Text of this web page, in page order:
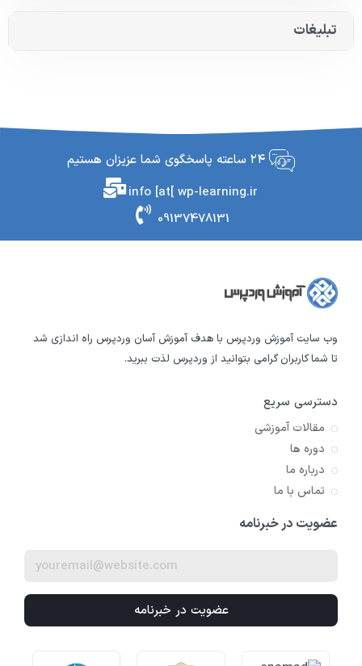
تبلیغات
۲۴ ساعته پاسخگوی شما عزیزان هستیم
info [at[ wp-learning.ir
09137478131
وب سایت آموزش وردپرس با هدف آموزش آسان وردپرس راه اندازی شد
تا شما کاربران گرامی بتوانید از وردپرس لذت ببرید.
دسترسی سریع
مقالات آموزشی
دوره ها
درباره ما
تماس با ما
عضویت در خبرنامه
عضویت در خبرنامه